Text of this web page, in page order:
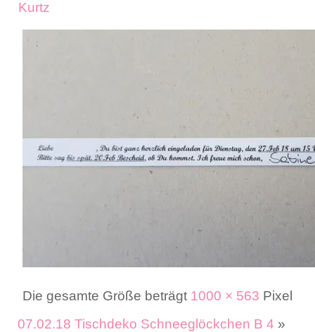
Kurtz
Die gesamte Größe beträgt 1000 × 563 Pixel
07.02.18 Tischdeko Schneeglöckchen B 4 »